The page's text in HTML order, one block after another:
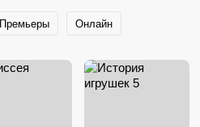
Премьеры Онлайн